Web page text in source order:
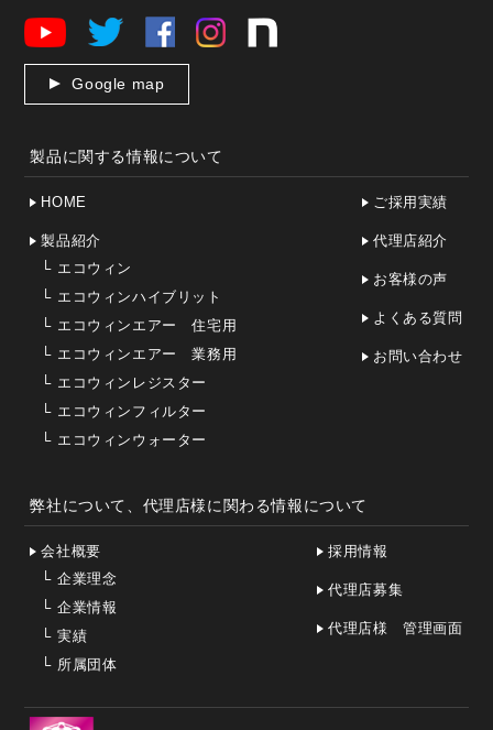
Google map
製品に関する情報について
HOME
製品紹介
└ エコウィン
└ エコウィンハイブリット
└ エコウィンエアー 住宅用
└ エコウィンエアー 業務用
└ エコウィンレジスター
└ エコウィンフィルター
└ エコウィンウォーター
ご採用実績
代理店紹介
お客様の声
よくある質問
お問い合わせ
弊社について、代理店様に関わる情報について
会社概要
└ 企業理念
└ 企業情報
└ 実績
└ 所属団体
採用情報
代理店募集
代理店様 管理画面